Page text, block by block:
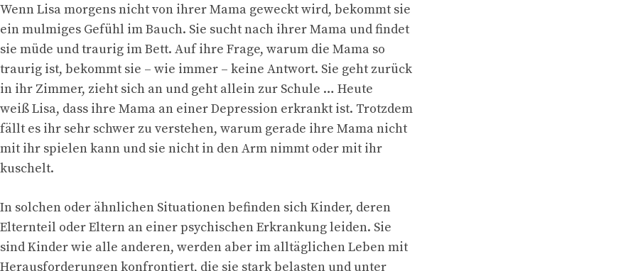
Wenn Lisa morgens nicht von ihrer Mama geweckt wird, bekommt sie
ein mulmiges Gefühl im Bauch. Sie sucht nach ihrer Mama und findet
sie müde und traurig im Bett. Auf ihre Frage, warum die Mama so
traurig ist, bekommt sie – wie immer – keine Antwort. Sie geht zurück
in ihr Zimmer, zieht sich an und geht allein zur Schule … Heute
weiß Lisa, dass ihre Mama an einer Depression erkrankt ist. Trotzdem
fällt es ihr sehr schwer zu verstehen, warum gerade ihre Mama nicht
mit ihr spielen kann und sie nicht in den Arm nimmt oder mit ihr
kuschelt.
In solchen oder ähnlichen Situationen befinden sich Kinder, deren
Elternteil oder Eltern an einer psychischen Erkrankung leiden. Sie
sind Kinder wie alle anderen, werden aber im alltäglichen Leben mit
Herausforderungen konfrontiert, die sie stark belasten und unter